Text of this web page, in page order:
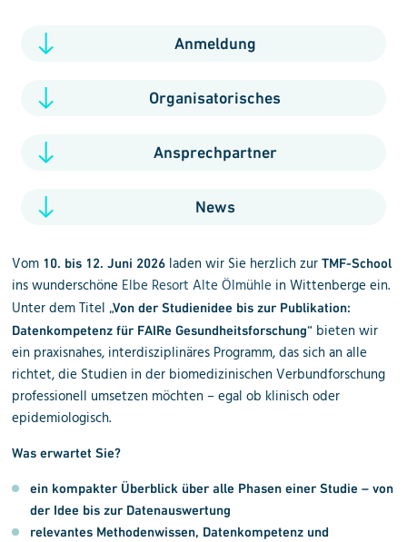
Anmeldung
Organisatorisches
Ansprechpartner
News
Vom 10. bis 12. Juni 2026 laden wir Sie herzlich zurTMF-School
ins wunderschöne Elbe Resort Alte Ölmühle in Wittenberge ein.
Unter dem Titel „Von der Studienidee bis zur Publikation:
Datenkompetenz für FAIRe Gesundheitsforschung“ bieten wir
ein praxisnahes, interdisziplinäres Programm, das sich an alle
richtet, die Studien in der biomedizinischen Verbundforschung
professionell umsetzen möchten – egal ob klinisch oder
epidemiologisch.
Was erwartet Sie?
ein kompakter Überblick über alle Phasen einer Studie – von
der Idee bis zur Datenauswertung
relevantes Methodenwissen, Datenkompetenz und